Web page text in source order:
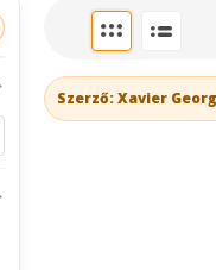
Szerző: Xavier